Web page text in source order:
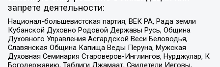
запрете деятельности:
Национал-большевистская партия, ВЕК РА, Рада земли
Кубанской Духовно Родовой Державы Русь, Община
Духовного Управления Асгардской Веси Беловодья,
Славянская Община Капища Веды Перуна, Мужская
Духовная Семинария Староверов-Инглингов, Нурджулар, К
Богодержавию, Таблиги Джамаат, Свидетели Иеговы,